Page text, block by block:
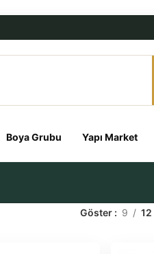
Boya Grubu Yapı Market
Göster 9 12